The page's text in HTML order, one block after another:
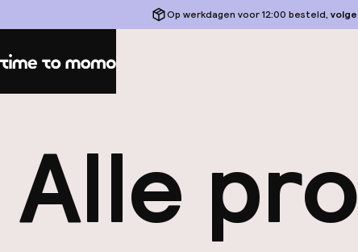
Op werkdagen voor 12:00 besteld,
Home
Alle